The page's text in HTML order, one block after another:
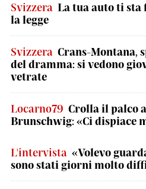
Svizzera La tua auto ti sta
la legge
Svizzera Crans-Montana,
del dramma: si vedono
vetrate
Locarno79 Crolla il palco
Brunschwig: «Ci dispiace
L'intervista «Volevo
sono stati giorni molto